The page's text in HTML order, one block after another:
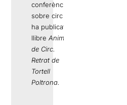
conferències
sobre circ i
ha publicat el
llibreAnimal
de Circ.
Retrat de
Tortell
Poltrona.